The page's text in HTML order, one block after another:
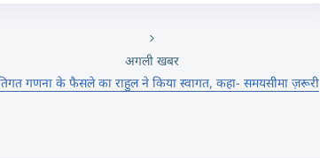
अगली खबर
गणना के फैसले का राहुल ने किया स्वागत, कहा- समयसीमा ज़रूरी